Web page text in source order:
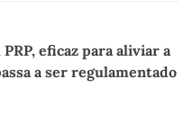
eficaz para aliviar a
a ser regulamentado